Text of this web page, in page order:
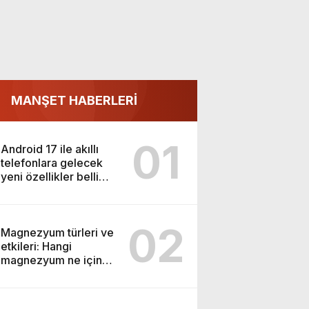
MANŞET HABERLERİ
Android 17 ile akıllı
telefonlara gelecek
yeni özellikler belli
01
Magnezyum türleri ve
etkileri: Hangi
magnezyum ne için
02